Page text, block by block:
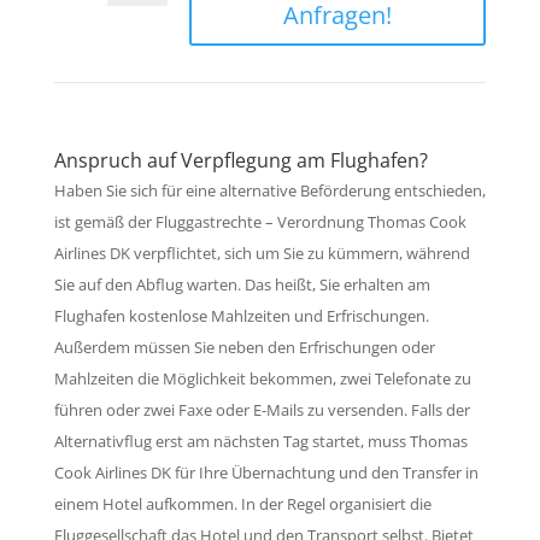
Anfragen!
Anspruch auf Verpflegung am Flughafen?
Haben Sie sich für eine alternative Beförderung entschieden,
ist gemäß der Fluggastrechte – Verordnung Thomas Cook
Airlines DK verpflichtet, sich um Sie zu kümmern, während
Sie auf den Abflug warten. Das heißt, Sie erhalten am
Flughafen kostenlose Mahlzeiten und Erfrischungen.
Außerdem müssen Sie neben den Erfrischungen oder
Mahlzeiten die Möglichkeit bekommen, zwei Telefonate zu
führen oder zwei Faxe oder E-Mails zu versenden. Falls der
Alternativflug erst am nächsten Tag startet, muss Thomas
Cook Airlines DK für Ihre Übernachtung und den Transfer in
einem Hotel aufkommen. In der Regel organisiert die
Fluggesellschaft das Hotel und den Transport selbst. Bietet